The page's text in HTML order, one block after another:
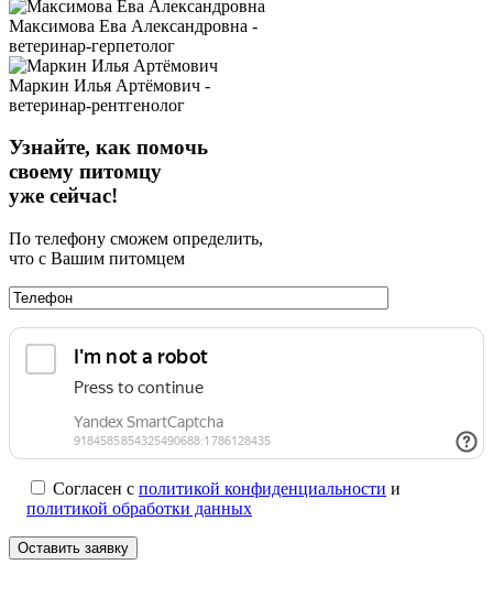
Максимова Ева Александровна -
ветеринар-герпетолог
Маркин Илья Артёмович -
ветеринар-рентгенолог
Узнайте, как помочь
своему питомцу
уже сейчас!
По телефону сможем определить,
что с Вашим питомцем
Согласен с политикой конфиденциальности и
политикой обработки данных